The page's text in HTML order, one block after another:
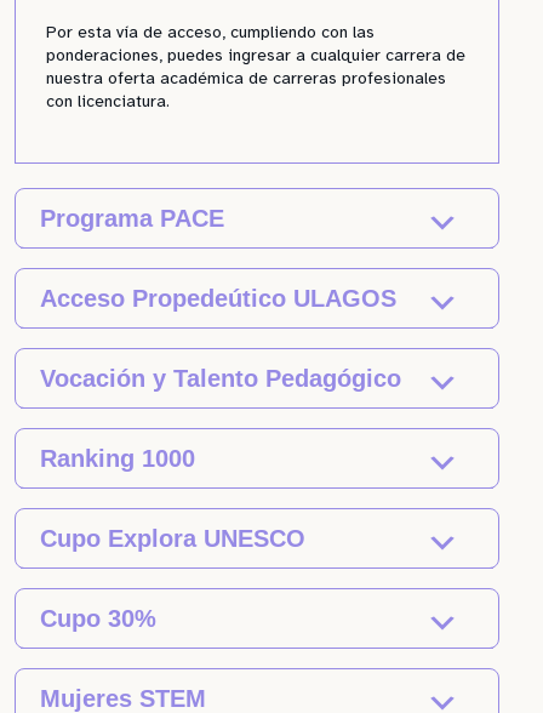
Por esta vía de acceso, cumpliendo con las
ponderaciones, puedes ingresar a cualquier carrera de
nuestra oferta académica de carreras profesionales
con licenciatura.
Programa PACE
Acceso Propedeútico ULAGOS
Vocación y Talento Pedagógico
Ranking 1000
Cupo Explora UNESCO
Cupo 30%
Mujeres STEM